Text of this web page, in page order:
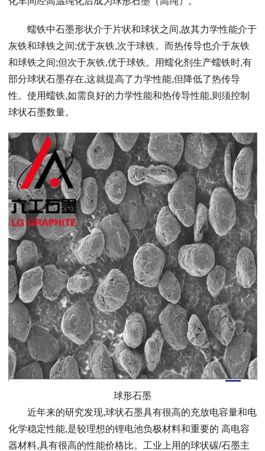
蠕铁中石墨形状介于片状和球状之间,故其力学性能介于
灰铁和球铁之间;优于灰铁,次于球铁。而热传导也介于灰铁
和球铁之间;但次于灰铁,优于球铁。用蠕化剂生产蠕铁时,有
部分球状石墨存在,这就提高了力学性能,但降低了热传导
性。使用蠕铁,如需良好的力学性能和热传导性能,则须控制
球状石墨数量。
球形石墨
近年来的研究发现,球状石墨具有很高的充放电容量和电
化学稳定性能,是较理想的锂电池负极材料和重要的 高电容
器材料,具有很高的性能价格比。工业上用的球状碳/石墨主